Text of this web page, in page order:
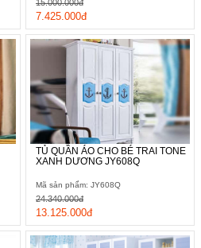
7.425.000đ
15.000.000đ
TỦ QUẦN ÁO CHO BÉ TRAI TONE
XANH DƯƠNG JY608Q
Mã sản phẩm: JY608Q
13.125.000đ
24.340.000đ